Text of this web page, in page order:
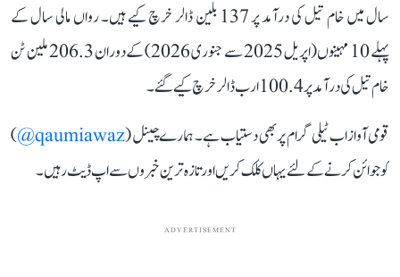
سال میں خام تیل کی درآمد پر 137 بلین ڈالر خرچ کیے ہیں۔ رواں مالی سال کے
پہلے 10 مہینوں (اپریل 2025 سے جنوری 2026) کے دوران 206.3 ملین ٹن
خام تیل کی درآمد پر 100.4 ارب ڈالر خرچ کیے گئے۔
قومی آواز اب ٹیلی گرام پر بھی دستیاب ہے۔ ہمارے چینل (qaumiawaz@
)
کو جوائن کرنے کے لئے یہاں کلک کریں اور تازہ ترین خبروں سے اپ ڈیٹ رہیں۔
ADVERTISEMENT